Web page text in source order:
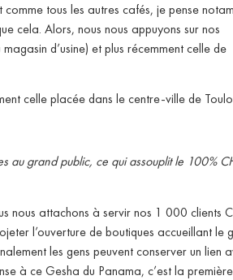
tous les autres cafés, je pense
cela. Alors, nous nous appuyons sur nos
d’usine) et plus récemment celle de
celle placée dans le centre-ville de
au grand public, ce qui assouplit le 100%
nous attachons à servir nos 1 000 clients
l’ouverture de boutiques accueillant le
les gens peuvent conserver un lien
à ce Gesha du Panama, c’est la